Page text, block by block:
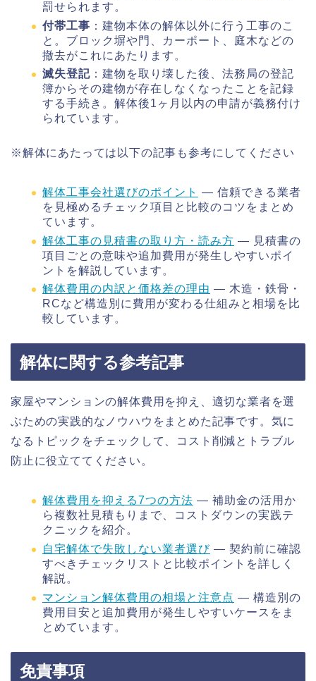
罰せられます。
付帯工事 ：建物本体の解体以外に行う工事のこ
と。ブロック塀や門、カーポート、庭木などの
撤去がこれにあたります。
滅失登記 ：建物を取り壊した後、法務局の登記
簿からその建物が存在しなくなったことを記録
する手続き。解体後1ヶ月以内の申請が義務付け
られています。
※解体にあたっては以下の記事も参考にしてください
解体工事会社選びのポイント — 信頼できる業者
を見極めるチェック項目と比較のコツをまとめ
ています。
解体工事の見積書の取り方・読み方 — 見積書の
項目ごとの意味や追加費用が発生しやすいポイ
ントを解説しています。
解体費用の内訳と価格差の理由 — 木造・鉄骨・
RCなど構造別に費用が変わる仕組みと相場を比
較しています。
解体に関する参考記事
家屋やマンションの解体費用を抑え、適切な業者を選
ぶための実践的なノウハウをまとめた記事です。気に
なるトピックをチェックして、コスト削減とトラブル
防止に役立ててください。
解体費用を抑える7つの方法 — 補助金の活用か
ら複数社見積もりまで、コストダウンの実践テ
クニックを紹介。
自宅解体で失敗しない業者選び — 契約前に確認
すべきチェックリストと比較ポイントを詳しく
解説。
マンション解体費用の相場と注意点 — 構造別の
費用目安と追加費用が発生しやすいケースをま
とめています。
免責事項